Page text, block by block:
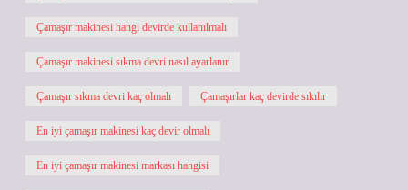
Çamaşır makinesi hangi devirde kullanılmalı
Çamaşır makinesi sıkma devri nasıl ayarlanır
Çamaşır sıkma devri kaç olmalı Çamaşırlar kaç devirde sıkılır
En iyi çamaşır makinesi kaç devir olmalı
En iyi çamaşır makinesi markası hangisi